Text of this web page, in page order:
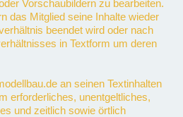
Vorschaubildern zu bearbeiten.
das Mitglied seine Inhalte wieder
beendet wird oder nach
in Textform um deren
an seinen Textinhalten
erforderliches, unentgeltliches,
und zeitlich sowie örtlich